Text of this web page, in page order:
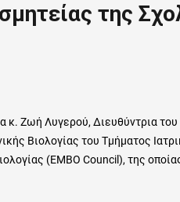
της
κ. Ζωή Λυγερού, Διευθύντρια
Βιολογίας του Τμήματος
(ΕΜΒΟ Council), της